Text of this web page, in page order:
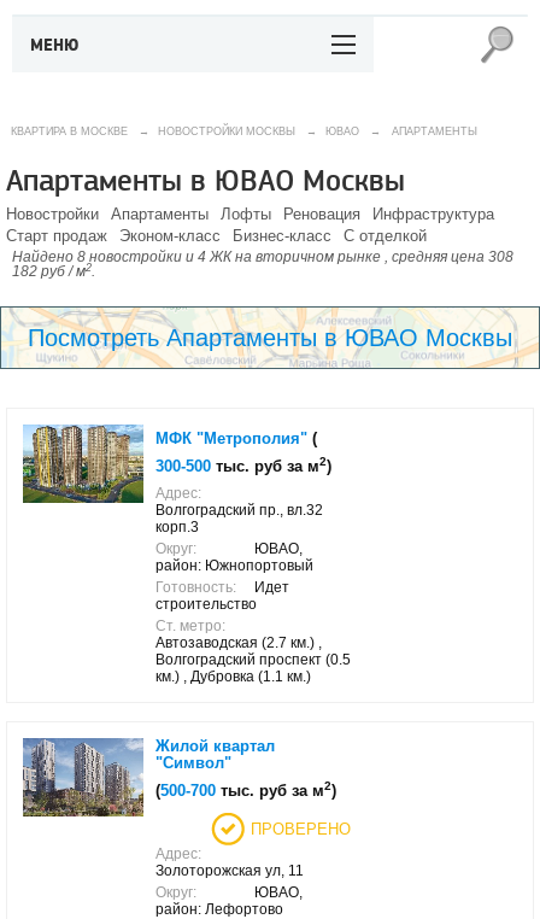
МЕНЮ
КВАРТИРА В МОСКВЕ → НОВОСТРОЙКИ МОСКВЫ → ЮВАО → АПАРТАМЕНТЫ
Апартаменты в ЮВАО Москвы
Новостройки Апартаменты Лофты Реновация
Инфраструктура
Старт продаж
Эконом-класс Бизнес-класс С отделкой
Найдено 8 новостройки и 4 ЖК на вторичном рынке , средняя цена 308
182 руб / м2.
Посмотреть Апартаменты в ЮВАО Москвы
МФК "Метрополия" (
300-500 тыс. руб за м2)
Адрес:
Волгоградский пр., вл.32
корп.3
Округ:
ЮВАО,
район: Южнопортовый
Готовность:
Идет
строительство
Ст. метро:
Автозаводская (2.7 км.) ,
Волгоградский проспект (0.5
км.) , Дубровка (1.1 км.)
Жилой квартал
"Символ"
(500-700 тыс. руб за м2)
ПРОВЕРЕНО
Адрес:
Золоторожская ул, 11
Округ:
ЮВАО,
район: Лефортово